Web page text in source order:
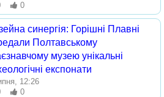
0
синергія: Горішні Плавні
Полтавському
музею унікальні
експонати
12:26
0